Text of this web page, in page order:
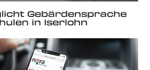
Gebärdensprache
in Iserlohn